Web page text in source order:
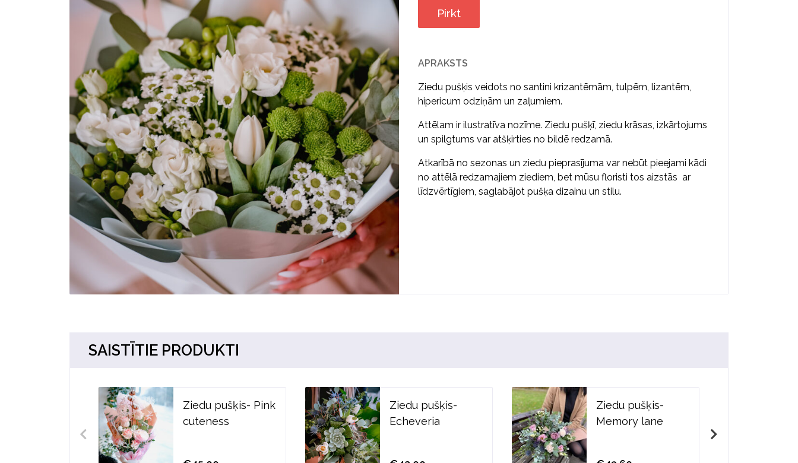
Pirkt
APRAKSTS
Ziedu pušķis veidots no santini krizantēmām, tulpēm, lizantēm,
hipericum odziņām un zaļumiem.
Attēlam ir ilustratīva nozīme. Ziedu pušķī, ziedu krāsas, izkārtojums
un spilgtums var atšķirties no bildē redzamā.
Atkarībā no sezonas un ziedu pieprasījuma var nebūt pieejami kādi
no attēlā redzamajiem ziediem, bet mūsu floristi tos aizstās ar
līdzvērtīgiem, saglabājot pušķa dizainu un stilu.
SAISTĪTIE PRODUKTI
Ziedu pušķis- Pink
cuteness
Ziedu pušķis-
Echeveria
Ziedu pušķis-
Memory lane